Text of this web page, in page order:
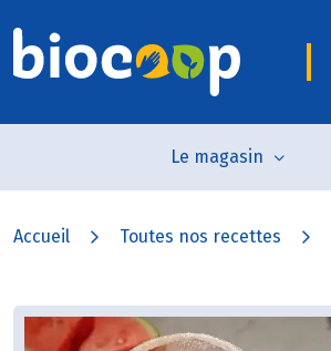
Le magasin
Accueil Toutes nos recettes